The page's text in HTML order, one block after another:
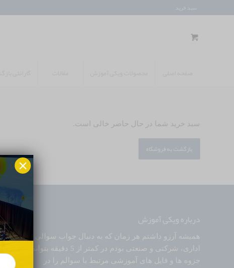
سبد خرید
سبد خرید شما در حال حاضر خالی است.
بازگشت به فروشگاه
درباره ویکی آموزش
همیشه آرزو داشتم هر زمان که به دنبال جواب سوالی
اداری، شرکتی و صنعتی بودم در کمتر از 5 دقیقه بتوانم
جزوه ها و فایل های آموزشی مرتبط با سوالم را در
×